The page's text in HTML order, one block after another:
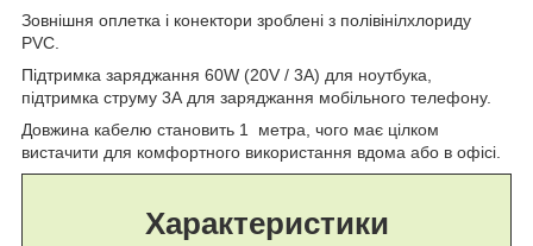
Зовнішня оплетка і конектори зроблені з полівінілхлориду
PVC.
Підтримка заряджання 60W (20V / 3A) для ноутбука,
підтримка струму 3А для заряджання мобільного телефону.
Довжина кабелю становить 1 метра, чого має цілком
вистачити для комфортного використання вдома або в офісі.
Характеристики